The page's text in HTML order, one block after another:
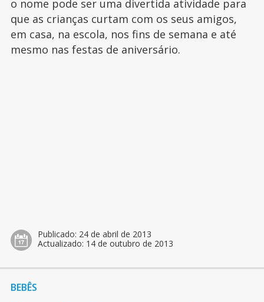
o nome pode ser uma divertida atividade para
que as crianças curtam com os seus amigos,
em casa, na escola, nos fins de semana e até
mesmo nas festas de aniversário.
Publicado: 24 de abril de 2013
Actualizado: 14 de outubro de 2013
BEBÊS